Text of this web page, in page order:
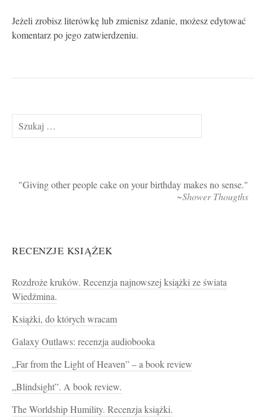
Jeżeli zrobisz literówkę lub zmienisz zdanie, możesz edytować
komentarz po jego zatwierdzeniu.
Szukaj:
Giving other people cake on your birthday makes no sense.
~Shower Thougths
RECENZJE KSIĄŻEK
Rozdroże kruków. Recenzja najnowszej książki ze świata
Wiedźmina.
Książki, do których wracam
Galaxy Outlaws: recenzja audiobooka
„Far from the Light of Heaven” – a book review
„Blindsight”. A book review.
The Worldship Humility. Recenzja książki.